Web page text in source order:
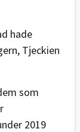
hade
Tjeckien
som
2019